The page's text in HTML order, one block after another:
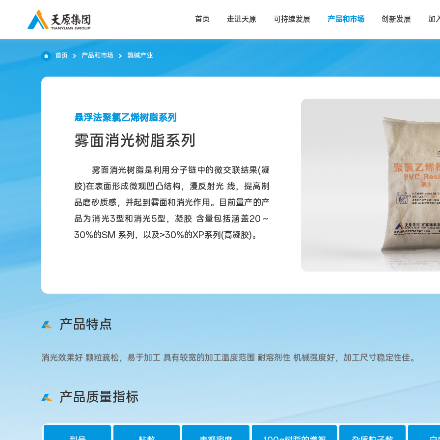
首页 走进天原 可持续发展 产品和市场 创新发展 加
首页 产品和市场 氯碱产业
悬浮法聚氯乙烯树脂系列
雾面消光树脂系列
雾面消光树脂是利用分子链中的微交联结果(凝
胶)在表面形成微观凹凸结构，漫反射光 线，提高制
品磨砂质感，并起到雾面和消光作用。目前量产的产
品为消光3型和消光5型，凝胶 含量包括涵盖20～
30%的SM 系列，以及>30%的XP系列(高凝胶)。
产品特点
消光效果好 颗粒疏松，易于加工 具有较宽的加工温度范围 耐溶剂性 机械强度好，加工尺寸稳定性佳。
产品质量指标